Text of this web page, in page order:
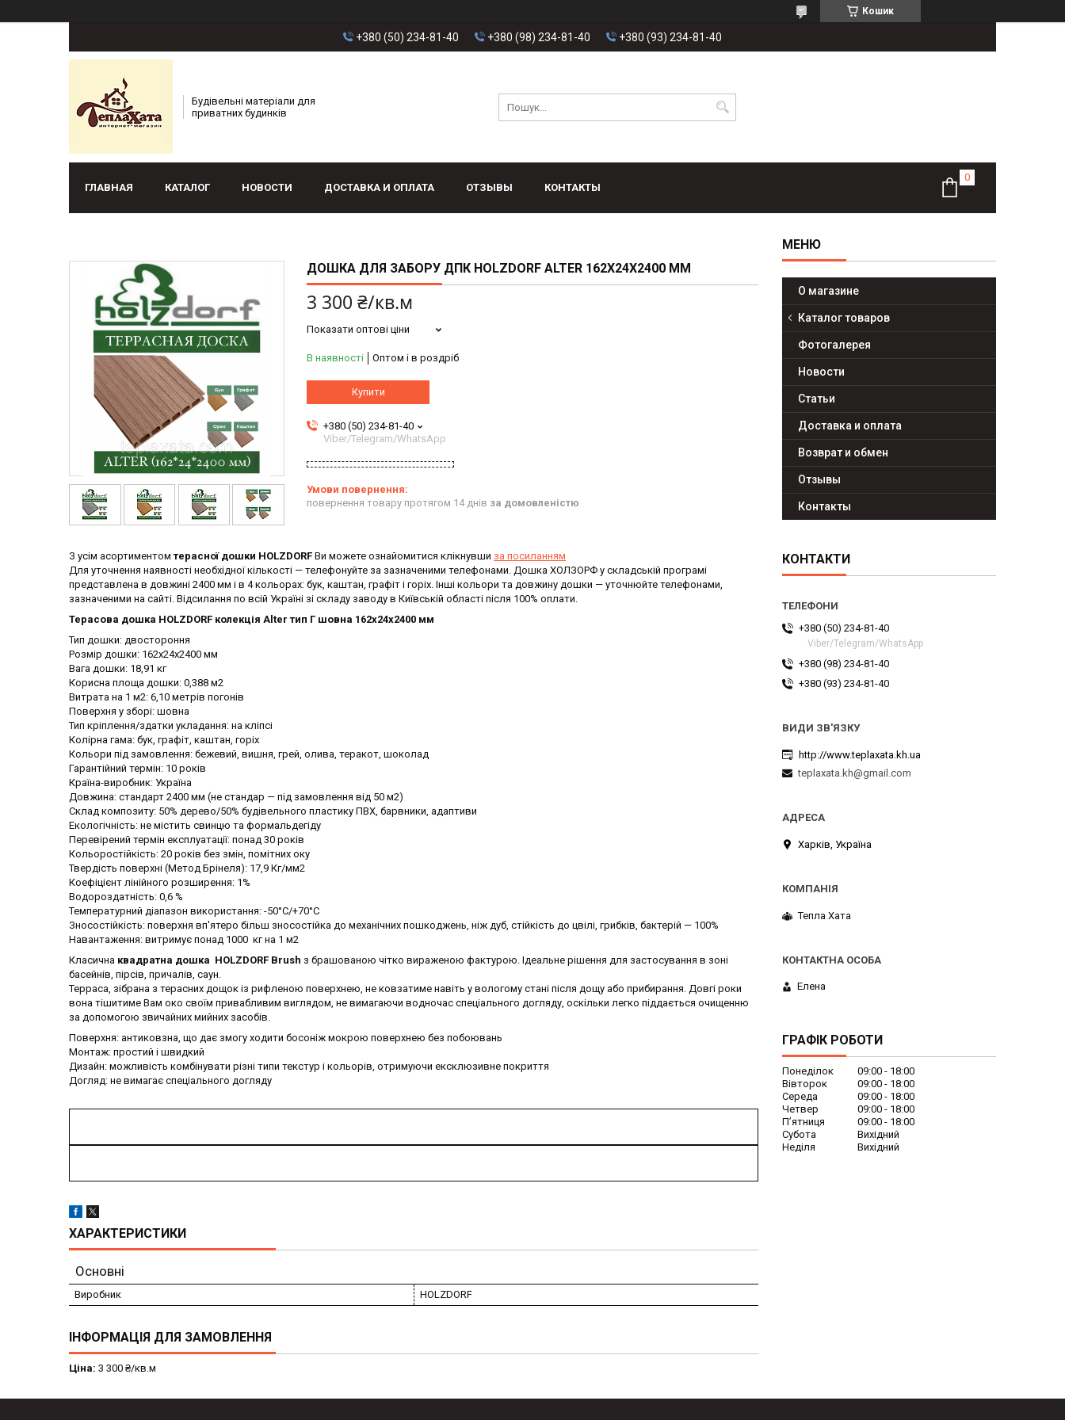
Кошик
+380 (50) 234-81-40 +380 (98) 234-81-40 +380 (93) 234-81-40
Будівельні матеріали для
приватних будинків
ГЛАВНАЯ КАТАЛОГ НОВОСТИ ДОСТАВКА И ОПЛАТА ОТЗЫВЫ КОНТАКТЫ
ДОШКА ДЛЯ ЗАБОРУ ДПК HOLZDORF ALTER 162Х24Х2400 ММ
3 300 ₴/кв.м
Показати оптові ціни
В наявності Оптом і в роздріб
Купити
+380 (50) 234-81-40
Viber/Telegram/WhatsApp
повернення товару протягом 14 днів за домовленістю
З усім асортиментомтерасної дошки HOLZDORF Ви можете ознайомитися клікнувши за посиланням
Для уточнення наявності необхідної кількості — телефонуйте за зазначеними телефонами. Дошка ХОЛЗОРФ у складській програмі
представлена в довжині 2400 мм і в 4 кольорах: бук, каштан, графіт і горіх. Інші кольори та довжину дошки — уточнюйте телефонами,
зазначеними на сайті. Відсилання по всій Україні зі складу заводу в Київській області після 100% оплати.
Терасова дошка HOLZDORF колекція Alter тип Г шовна 162х24х2400 мм
Тип дошки: двостороння
Розмір дошки: 162х24х2400 мм
Вага дошки: 18,91 кг
Корисна площа дошки: 0,388 м2
Витрата на 1 м2: 6,10 метрів погонів
Поверхня у зборі: шовна
Тип кріплення/здатки укладання: на кліпсі
Колірна гама: бук, графіт, каштан, горіх
Кольори під замовлення: бежевий, вишня, грей, олива, теракот, шоколад
Гарантійний термін: 10 років
Країна-виробник: Україна
Довжина: стандарт 2400 мм (не стандар — під замовлення від 50 м2)
Склад композиту: 50% дерево/50% будівельного пластику ПВХ, барвники, адаптиви
Екологічність: не містить свинцю та формальдегіду
Перевірений термін експлуатації: понад 30 років
Кольоростійкість: 20 років без змін, помітних оку
Твердість поверхні (Метод Брінеля): 17,9 Кг/мм2
Коефіцієнт лінійного розширення: 1%
Водороздатність: 0,6 %
Температурний діапазон використання: -50°C/+70°C
Зносостійкість: поверхня вп'ятеро більш зносостійка до механічних пошкоджень, ніж дуб, стійкість до цвілі, грибків, бактерій — 100%
Навантаження: витримує понад 1000 кг на 1 м2
Класична квадратна дошка HOLZDORF Brush з брашованою чітко вираженою фактурою. Ідеальне рішення для застосування в зоні
басейнів, пірсів, причалів, саун.
Терраса, зібрана з терасних дощок із рифленою поверхнею, не ковзатиме навіть у вологому стані після дощу або прибирання. Довгі роки
вона тішитиме Вам око своїм привабливим виглядом, не вимагаючи водночас спеціального догляду, оскільки легко піддається очищенню
за допомогою звичайних мийних засобів.
Поверхня: антиковзна, що дає змогу ходити босоніж мокрою поверхнею без побоювань
Монтаж: простий і швидкий
Дизайн: можливість комбінувати різні типи текстур і кольорів, отримуючи ексклюзивне покриття
Догляд: не вимагає спеціального догляду
ХАРАКТЕРИСТИКИ
Основні
Виробник HOLZDORF
ІНФОРМАЦІЯ ДЛЯ ЗАМОВЛЕННЯ
Ціна: 3 300 ₴/кв.м
О магазине
Каталог товаров
Фотогалерея
Новости
Статьи
Доставка и оплата
Возврат и обмен
Отзывы
Контакты
КОНТАКТИ
+380 (50) 234-81-40
Viber/Telegram/WhatsApp
+380 (98) 234-81-40
+380 (93) 234-81-40
http://www.teplaxata.kh.ua
teplaxata.kh@gmail.com
Харків, Україна
Тепла Хата
Елена
ГРАФІК РОБОТИ
Понеділок 09:00
18:00
Вівторок
09:00
18:00
Середа
09:00
18:00
Четвер
09:00
18:00
Пʼятниця
09:00
18:00
Субота
Вихідний
Неділя
Вихідний